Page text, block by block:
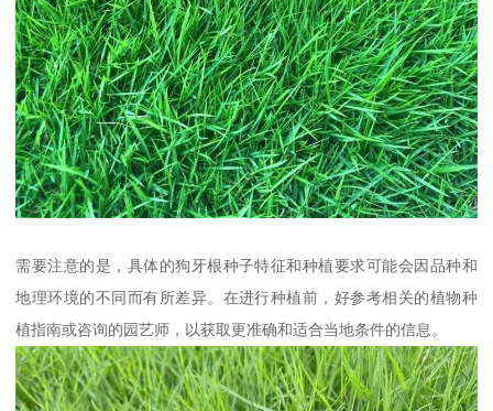
需要注意的是，具体的狗牙根种子特征和种植要求可能会因品种和
地理环境的不同而有所差异。在进行种植前，好参考相关的植物种
植指南或咨询的园艺师，以获取更准确和适合当地条件的信息。